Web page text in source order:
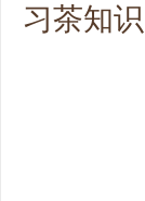
习茶知